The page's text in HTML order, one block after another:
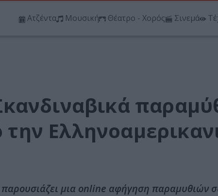
Ατζέντα Μουσική Θέατρο - Χορός Σινεμά
μια online αφήγηση παραμυθιών